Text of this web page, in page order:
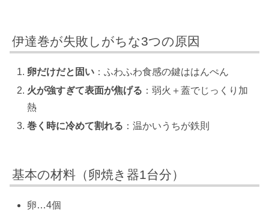
伊達巻が失敗しがちな3つの原因
卵だけだと固い ：ふわふわ食感の鍵ははんぺん
火が強すぎて表面が焦げる ：弱火＋蓋でじっくり加
熱
巻く時に冷めて割れる ：温かいうちが鉄則
基本の材料（卵焼き器1台分）
卵…4個